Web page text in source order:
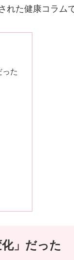
た健康コラムで
た
」だった